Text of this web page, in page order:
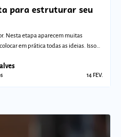
para estruturar seu
Nesta etapa aparecem muitas
em prática todas as ideias. Isso
14 FEV.